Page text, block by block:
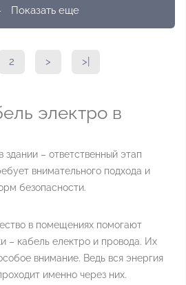
Показать еще
2 > >|
электро в
здании – ответственный этап
внимательного подхода и
безопасности.
в помещениях помогают
– кабель електро и провода. Их
внимание. Ведь вся энергия
именно через них.